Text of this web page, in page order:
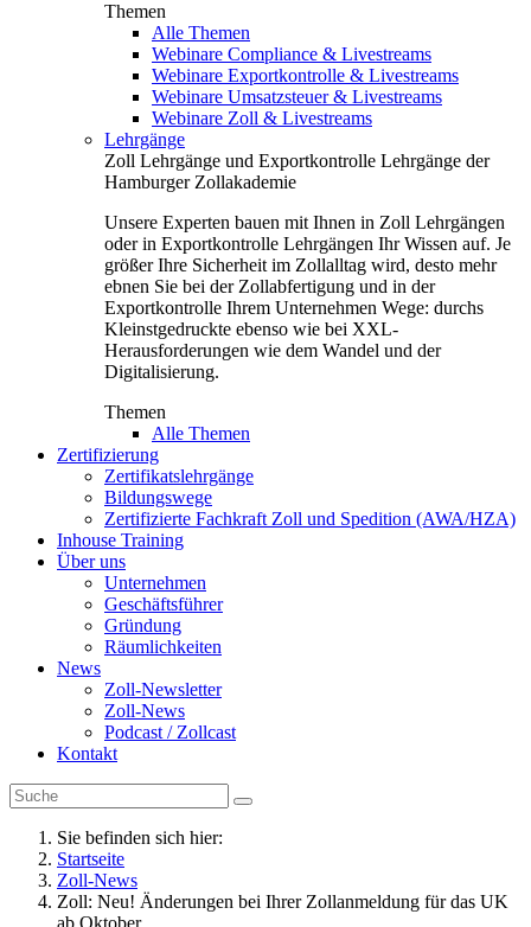
Themen
Alle Themen
Webinare Compliance & Livestreams
Webinare Exportkontrolle & Livestreams
Webinare Umsatzsteuer & Livestreams
Webinare Zoll & Livestreams
Lehrgänge
Zoll Lehrgänge und Exportkontrolle Lehrgänge der
Hamburger Zollakademie
Unsere Experten bauen mit Ihnen in Zoll Lehrgängen
oder in Exportkontrolle Lehrgängen Ihr Wissen auf. Je
größer Ihre Sicherheit im Zollalltag wird, desto mehr
ebnen Sie bei der Zollabfertigung und in der
Exportkontrolle Ihrem Unternehmen Wege: durchs
Kleinstgedruckte ebenso wie bei XXL-
Herausforderungen wie dem Wandel und der
Digitalisierung.
Themen
Alle Themen
Zertifizierung
Zertifikatslehrgänge
Bildungswege
Zertifizierte Fachkraft Zoll und Spedition (AWA/HZA)
Inhouse Training
Über uns
Unternehmen
Geschäftsführer
Gründung
Räumlichkeiten
News
Zoll-Newsletter
Zoll-News
Podcast / Zollcast
Kontakt
Sie befinden sich hier:
Startseite
Zoll-News
Zoll: Neu! Änderungen bei Ihrer Zollanmeldung für das UK
ab Oktober